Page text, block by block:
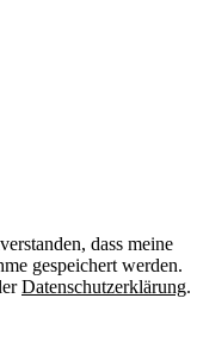
dass meine
gespeichert werden.
Datenschutzerklärung.